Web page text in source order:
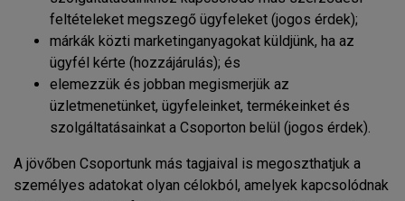
feltételeket megszegő ügyfeleket (jogos érdek);
márkák közti marketinganyagokat küldjünk, ha az
ügyfél kérte (hozzájárulás); és
elemezzük és jobban megismerjük az
üzletmenetünket, ügyfeleinket, termékeinket és
szolgáltatásainkat a Csoporton belül (jogos érdek).
A jövőben Csoportunk más tagjaival is megoszthatjuk a
személyes adatokat olyan célokból, amelyek kapcsolódnak